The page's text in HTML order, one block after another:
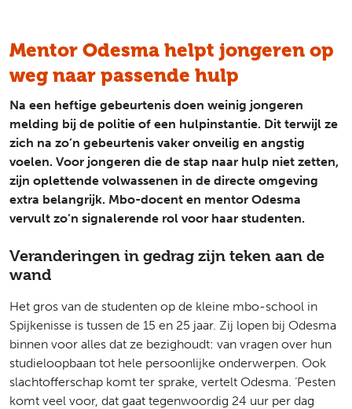
Mentor Odesma helpt jongeren op
weg naar passende hulp
Na een heftige gebeurtenis doen weinig jongeren
melding bij de politie of een hulpinstantie. Dit terwijl ze
zich na zo’n gebeurtenis vaker onveilig en angstig
voelen. Voor jongeren die de stap naar hulp niet zetten,
zijn oplettende volwassenen in de directe omgeving
extra belangrijk. Mbo-docent en mentor Odesma
vervult zo’n signalerende rol voor haar studenten.
Veranderingen in gedrag zijn teken aan de
wand
Het gros van de studenten op de kleine mbo-school in
Spijkenisse is tussen de 15 en 25 jaar. Zij lopen bij Odesma
binnen voor alles dat ze bezighoudt: van vragen over hun
studieloopbaan tot hele persoonlijke onderwerpen. Ook
slachtofferschap komt ter sprake, vertelt Odesma. ‘Pesten
komt veel voor, dat gaat tegenwoordig 24 uur per dag